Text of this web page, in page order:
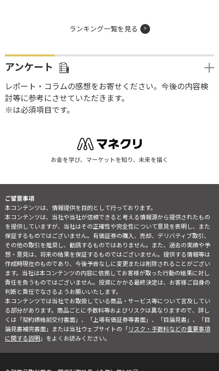
ランキング一覧を見る
アンケート
レポート・コラムの感想をお寄せください。今後の内容検
討等に参考にさせていただきます。
※は必須項目です。
お金を学び、マーケットを知り、未来を描く
ご留意事項
本コンテンツは、情報提供を目的として行っております。
本コンテンツは、当社や当社が信頼できると考える情報源から提供されたもの
を提供していますが、当社はその正確性や完全性について意見を表明し、また
保証するものではございません。有価証券の購入、売却、デリバティブ取引、
その他の取引を推奨し、勧誘するものではありません。また、過去の実績や予
想・意見は、将来の結果を保証するものではございません。提供する情報等は
作成時現在のものであり、今後予告なしに変更または削除されることがござい
ます。当社は本コンテンツの内容に依拠してお客様が取った行動の結果に対し
責任を負うものではございません。投資にかかる最終決定は、お客様ご自身の
判断と責任でなさるようお願いいたします。
本コンテンツでは当社でお取扱している商品・サービス等について言及してい
る部分があります。商品ごとに手数料等およびリスクは異なりますので、詳し
くは「契約締結前交付書面」、「上場有価証券等書面」、「目論見書」、「目
論見書補完書面」または当社ウェブサイトの「リスク・手数料などの重要事項
に関する説明」をよくお読みください。